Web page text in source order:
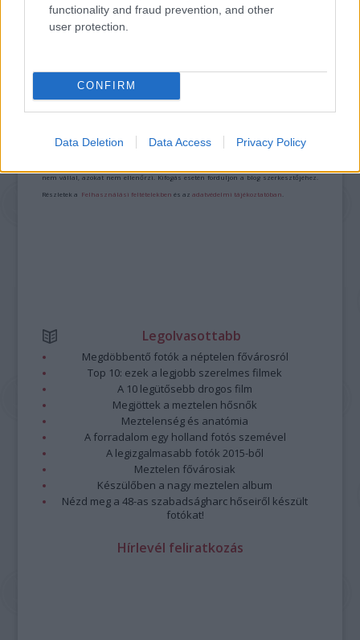
functionality and fraud prevention, and other
user protection.
CONFIRM
Data Deletion Data Access Privacy Policy
SZÁGULDÁS, SÁRKÁNYOK, ROSSZFIÚK – A NYÁR
10 LEGKEDVELTEBB MOZIJA MAGYARORSZÁGON
A bejegyzés trackback címe:
https://kulturpart.hu/api/trackback/id/7881102
A hozzászólások avonatkozó jogszabályokértelmében felhasználói tartalomnak
nem vállal, azokat nem ellenőrzi. Kifogás esetén forduljon a blog szerkesztőjéhez.
Részletek a Felhasználási feltételekben és azadatvédelmi tájékoztatóban
Legolvasottabb
Megdöbbentő fotók a néptelen fővárosról
Top 10: ezek a legjobb szerelmes filmek
A 10 legütősebb drogos film
Megjöttek a meztelen hősnők
Meztelenség és anatómia
A forradalom egy holland fotós szemével
A legizgalmasabb fotók 2015-ből
Meztelen fővárosiak
Készülőben a nagy meztelen album
Nézd meg a 48-as szabadságharc hőseiről készült
fotókat!
Hírlevél feliratkozás